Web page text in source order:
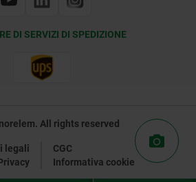
DI SERVIZI DI SPEDIZIONE
All rights reserved
legali
CGC
Informativa cookie